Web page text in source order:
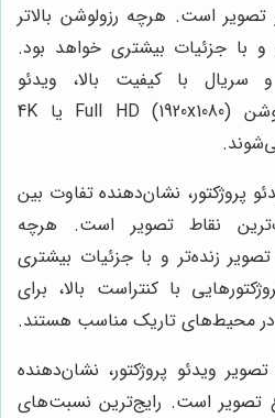
است. هرچه رزولوشن بالاتر
و با جزئیات بیشتری خواهد بود.
سریال با کیفیت بالا، ویدئو
پروژکتورهایی با رزولوشن Full HD (1920x1080) یا 4K
پروژکتور، نشان‌دهنده تفاوت بین
نقاط تصویر است. هرچه
تصویر زنده‌تر و با جزئیات بیشتری
با کنتراست بالا، برای
در محیط‌های تاریک مناسب هستند.
ویدئو پروژکتور، نشان‌دهنده
تصویر است. رایج‌ترین نسبت‌های